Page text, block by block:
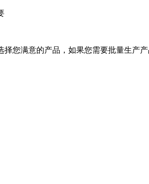
您满意的产品，如果您需要批量生产